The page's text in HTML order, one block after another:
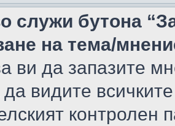
служи бутона
на тема/
ви да запазите
видите
контролен